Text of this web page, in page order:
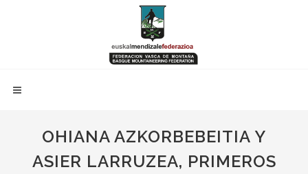
OHIANA AZKORBEBEITIA Y
ASIER LARRUZEA, PRIMEROS